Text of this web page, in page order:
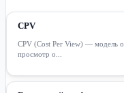
CPV
CPV (Cost Per View) — модель
просмотр о...